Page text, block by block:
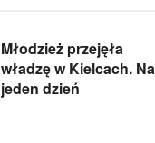
Młodzież przejęła
władzę w Kielcach. Na
jeden dzień